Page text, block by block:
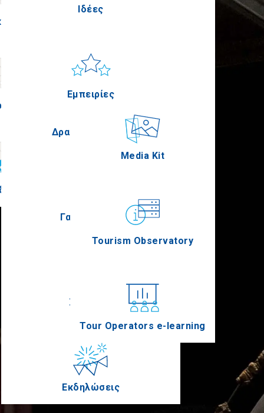
Δραστηριότητες
Γαστρονομία
Συνέδρια
Εκδηλώσεις
Media Kit
Tourism Observatory
Tour Operators e-learning
Ιδέες
Εμπειρίες